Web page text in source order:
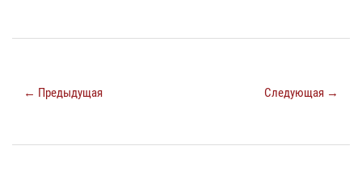
← Предыдущая Следующая →